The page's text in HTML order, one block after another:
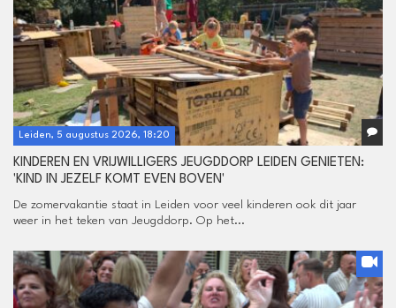
Leiden, 5 augustus 2026, 18:20
KINDEREN EN VRIJWILLIGERS JEUGDDORP LEIDEN GENIETEN:
'KIND IN JEZELF KOMT EVEN BOVEN'
De zomervakantie staat in Leiden voor veel kinderen ook dit jaar
weer in het teken van Jeugddorp. Op het...